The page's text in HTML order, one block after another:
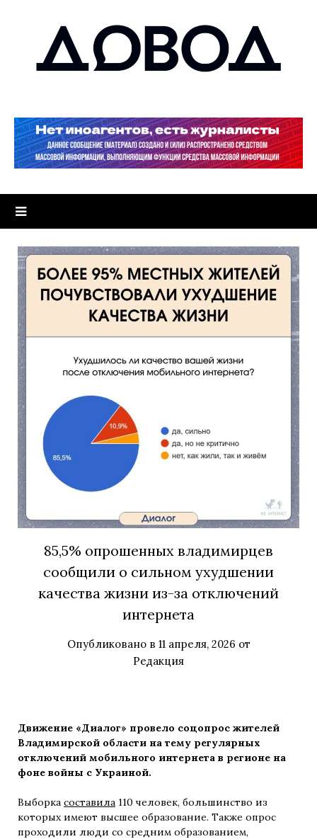
85,5% опрошенных владимирцев
сообщили о сильном ухудшении
качества жизни из-за отключений
интернета
Опубликовано в 11 апреля, 2026 от
Редакция
Движение «Диалог» провело соцопрос жителей
Владимирской области на тему регулярных
отключений мобильного интернета в регионе на
фоне войны с Украиной.
Выборка составила 110 человек, большинство из
которых имеют высшее образование. Также опрос
проходили люди со средним образованием,